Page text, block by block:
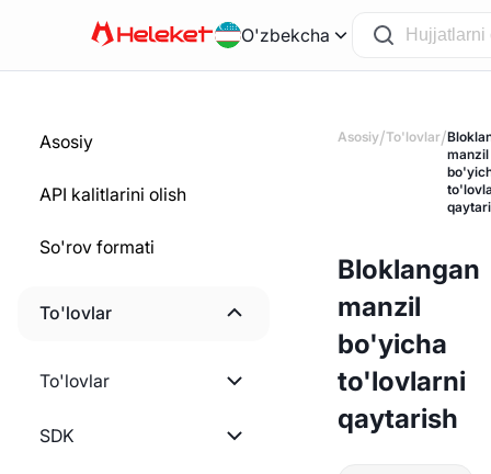
O'zbekcha
Asosiy
API kalitlarini olish
So'rov formati
To'lovlar
To'lovlar
Ishni boshlash
SDK
Asosiy/To'lovlar/
manzil
Bloklangan
manzil
bo'yicha
to'lovlarni
qaytarish